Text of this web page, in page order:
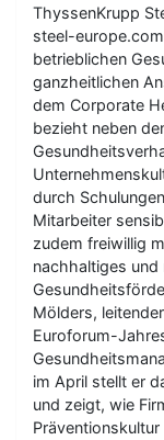
ThyssenKrupp
steel-
betrieblichen
ganzheitlichen
dem Corporate
bezieht neben
durch
Mitarbeiter
zudem freiwillig
nachhaltiges
Mölders,
Euroforum-
im April stellt er
und zeigt, wie